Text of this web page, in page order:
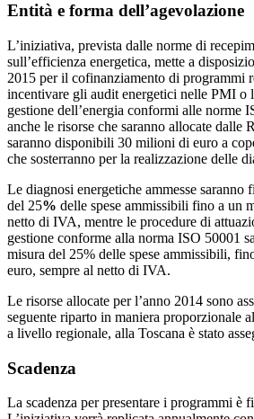
Entità e forma dell’agevolazione
L’iniziativa, prevista dalle norme di
sull’efficienza energetica, mette a
2015 per il cofinanziamento di programmi
incentivare gli audit energetici nelle PMI o
gestione dell’energia conformi alle norme
anche le risorse che saranno allocate dalle
saranno disponibili 30 milioni di euro a
che sosterranno per la realizzazione delle
Le diagnosi energetiche ammesse saranno
del 25% delle spese ammissibili fino a un
netto di IVA, mentre le procedure di
gestione conforme alla norma ISO 50001
misura del 25% delle spese ammissibili,
euro, sempre al netto di IVA.
Le risorse allocate per l’anno 2014 sono
seguente riparto in maniera proporzionale
a livello regionale, alla Toscana è stato
Scadenza
La scadenza per presentare i programmi è